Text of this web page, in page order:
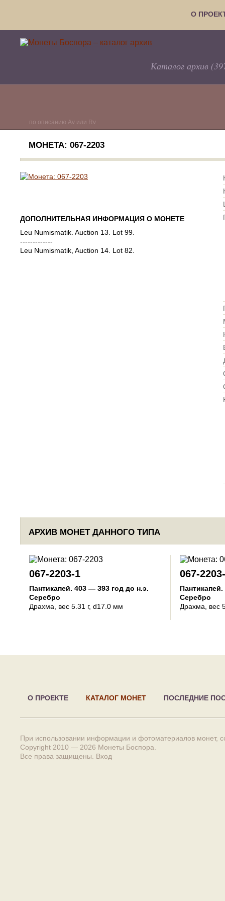
О
Каталог архив
по описанию Av или Rv
МОНЕТА: 067-2203
ДОПОЛНИТЕЛЬНАЯ ИНФОРМАЦИЯ О МОНЕТЕ
Leu Numismatik. Auction 13. Lot 99.
-------------
Leu Numismatik, Auction 14. Lot 82.
АРХИВ МОНЕТ ДАННОГО ТИПА
067-2203-1
Пантикапей. 403 — 393 год до н.э.
Серебро
Драхма , вес 5.31 г, d17.0 мм
067-
Пантикапей.
Серебро
Драхма ,
О ПРОЕКТЕ КАТАЛОГ МОНЕТ ПОСЛЕДНИЕ
При использовании информации и фотоматериалов монет,
Copyright 2010 — 2026 Монеты Боспора
Все права защищены. Вход